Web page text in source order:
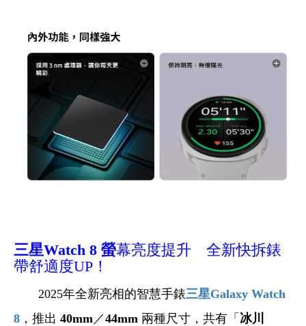
三星Watch 8 螢幕亮度提升 全新快拆錶
帶舒適度UP！
2025年全新亮相的智慧手錶三星Galaxy Watch
8 ，推出 40mm ／44mm 兩種尺寸，共有「 冰川